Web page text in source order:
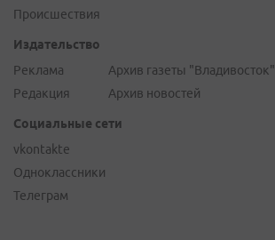
Происшествия
Издательство
Реклама
Редакция
Архив газеты "Владивосток"
Архив новостей
Социальные сети
vkontakte
Одноклассники
Телеграм